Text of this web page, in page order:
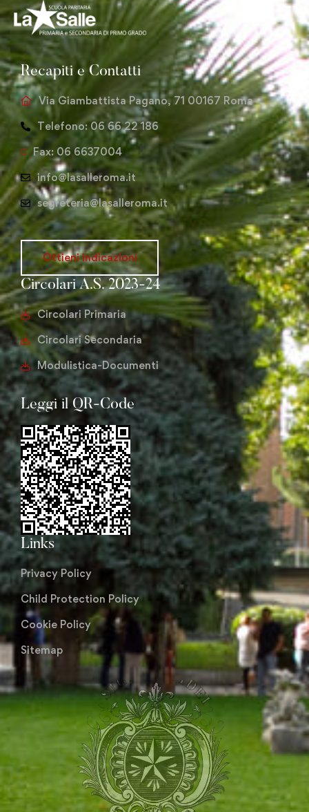
Recapiti e Contatti
Via Giambattista Pagano, 71 00167 Roma
Telefono: 06 66 22 186
Fax: 06 6637004
info@lasalleroma.it
segreteria@lasalleroma.it
Ottieni indicazioni
Circolari A.S. 2023-24
Circolari Primaria
Circolari Secondaria
Modulistica-Documenti
Leggi il QR-Code
Links
Privacy Policy
Child Protection Policy
Cookie Policy
Sitemap